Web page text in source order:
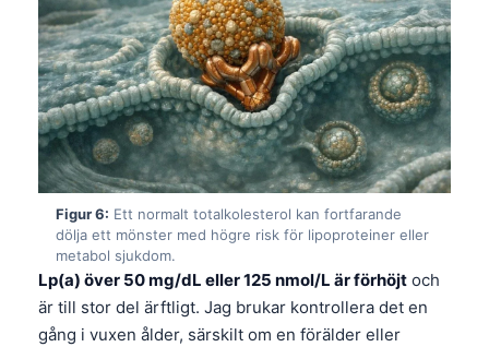
Figur 6: Ett normalt totalkolesterol kan fortfarande
dölja ett mönster med högre risk för lipoproteiner eller
metabol sjukdom.
Lp(a) över 50 mg/dL eller 125 nmol/L är förhöjt och
är till stor del ärftligt. Jag brukar kontrollera det en
gång i vuxen ålder, särskilt om en förälder eller
Tiếng Việt
Tagalog
ไทย
ဗမာစာ
ភាសាខ្មែរ
Kiswahili
አማርኛ
Українська
O‘zbekcha
Català